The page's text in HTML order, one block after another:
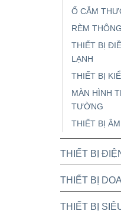
Ổ CẮM
RÈM
THIẾT BỊ
LẠNH
THIẾT BỊ
MÀN HÌNH
TƯỜNG
THIẾT BỊ
THIẾT BỊ
THIẾT BỊ
THIẾT BỊ